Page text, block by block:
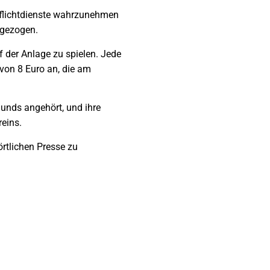
wahrzunehmen
Anlage zu spielen. Jede
8 Euro an, die am
angehört, und ihre
Presse zu